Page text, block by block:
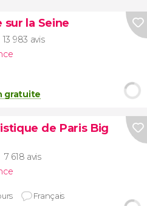
sur la Seine
13 983 avis
gratuite
de Paris Big
7 618 avis
Français